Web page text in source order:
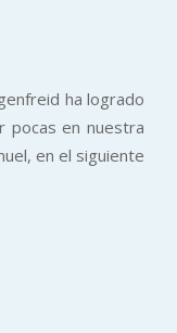
ha logrado
pocas en nuestra
en el siguiente